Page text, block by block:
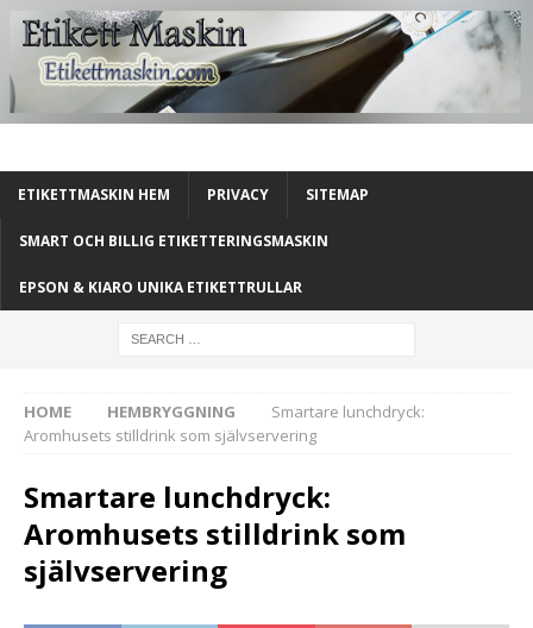
ETIKETTMASKIN HEM PRIVACY SITEMAP
SMART OCH BILLIG ETIKETTERINGSMASKIN
EPSON & KIARO UNIKA ETIKETTRULLAR
HOME HEMBRYGGNING
Smartare lunchdryck:
Aromhusets stilldrink som självservering
Smartare lunchdryck:
Aromhusets stilldrink som
självservering